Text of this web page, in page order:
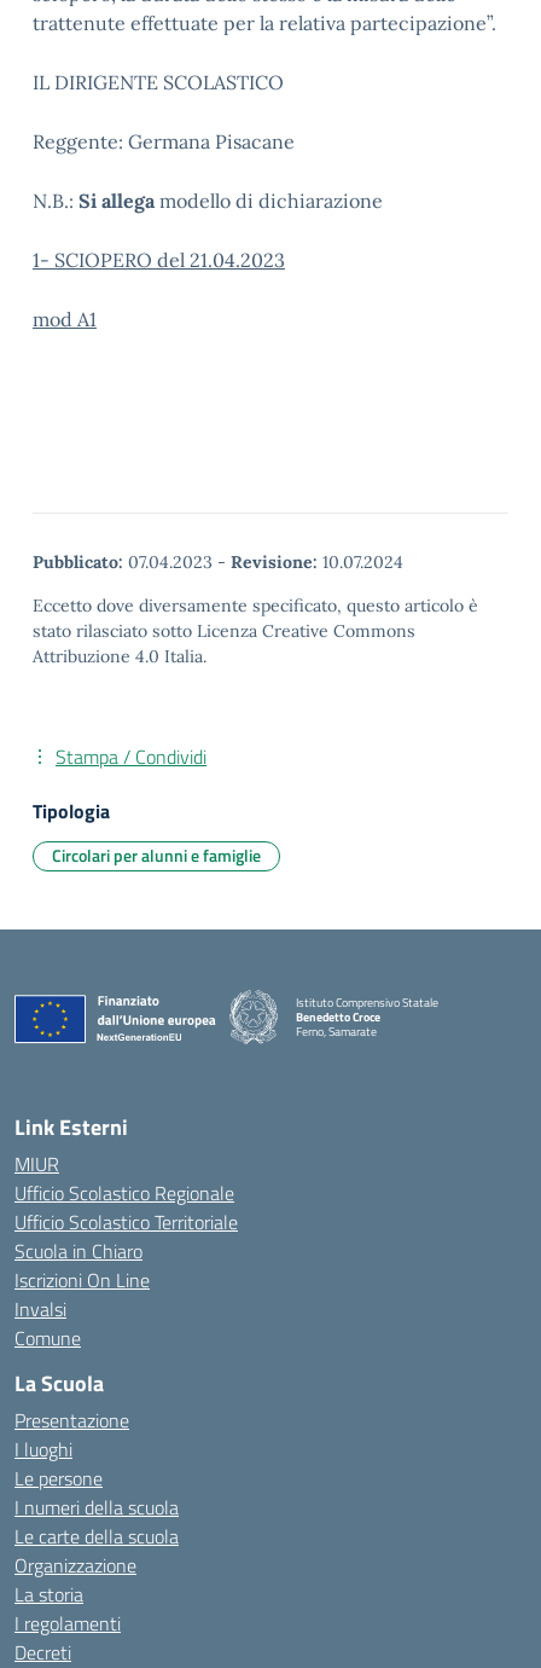
trattenute effettuate per la relativa partecipazione”.
IL DIRIGENTE SCOLASTICO
Reggente: Germana Pisacane
N.B.: Si allegamodello di dichiarazione
1- SCIOPERO del 21.04.2023
mod A1
Pubblicato: 07.04.2023 - Revisione: 10.07.2024
Eccetto dove diversamente specificato, questo articolo è
stato rilasciato sotto Licenza Creative Commons
Attribuzione 4.0 Italia.
Stampa / Condividi
Tipologia
Circolari per alunni e famiglie
Istituto Comprensivo Statale
Benedetto Croce
Ferno, Samarate
Link Esterni
MIUR
Ufficio Scolastico Regionale
Ufficio Scolastico Territoriale
Scuola in Chiaro
Iscrizioni On Line
Invalsi
Comune
La Scuola
Presentazione
I luoghi
Le persone
I numeri della scuola
Le carte della scuola
Organizzazione
La storia
I regolamenti
Decreti